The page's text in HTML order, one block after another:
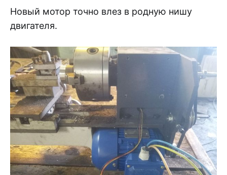
Новый мотор точно влез в родную нишу
двигателя.